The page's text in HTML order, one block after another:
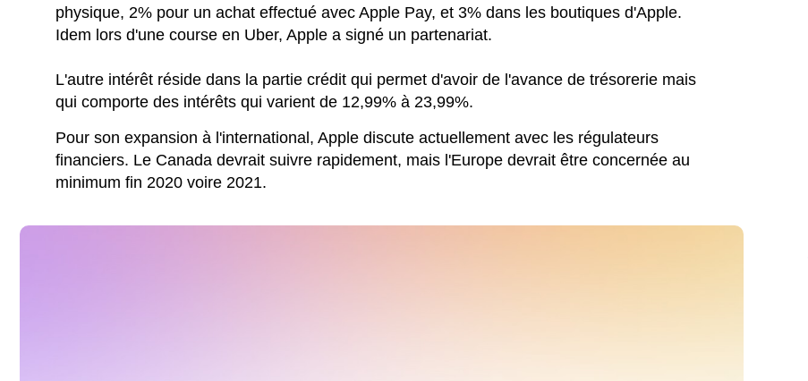
physique, 2% pour un achat effectué avec Apple Pay, et 3% dans les boutiques d'Apple.
Idem lors d'une course en Uber, Apple a signé un partenariat.
L'autre intérêt réside dans la partie crédit qui permet d'avoir de l'avance de trésorerie mais
qui comporte des intérêts qui varient de 12,99% à 23,99%.
Pour son expansion à l'international, Apple discute actuellement avec les régulateurs
financiers. Le Canada devrait suivre rapidement, mais l'Europe devrait être concernée au
minimum fin 2020 voire 2021.